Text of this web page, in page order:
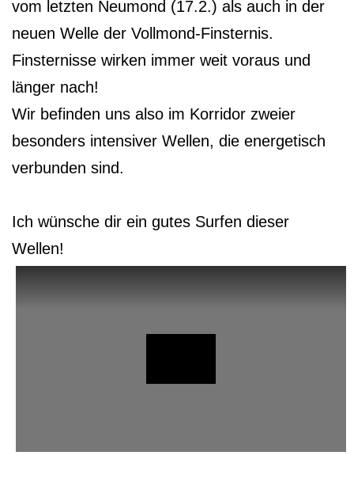
vom letzten Neumond (17.2.) als auch in der
neuen Welle der Vollmond-Finsternis.
Finsternisse wirken immer weit voraus und
länger nach!
Wir befinden uns also im Korridor zweier
besonders intensiver Wellen, die energetisch
verbunden sind.
Ich wünsche dir ein gutes Surfen dieser
Wellen!